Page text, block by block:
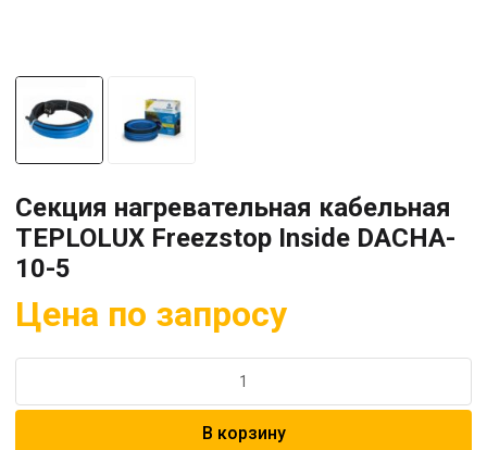
Секция нагревательная кабельная
TEPLOLUX Freezstop Inside DACHA-
10-5
Цена по запросу
Секция
В корзину